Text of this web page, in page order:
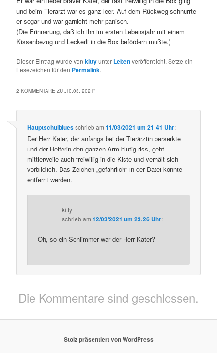
und beim Tierarzt war es ganz leer. Auf dem Rückweg schnurrte
er sogar und war garnicht mehr panisch.
(Die Erinnerung, daß ich ihn im ersten Lebensjahr mit einem
Kissenbezug und Leckerli in die Box befördern mußte.)
Dieser Eintrag wurde vonkittyunter Lebenveröffentlicht. Setze ein
Lesezeichen für den Permalink.
2 KOMMENTARE ZU „10.03. 2021“
Hauptschulbluesschriebam11/03/2021 um 21:41 Uhr:
Der Herr Kater, der anfangs bei der Tierärztin berserkte
und der Helferin den ganzen Arm blutig riss, geht
mittlerweile auch freiwillig in die Kiste und verhält sich
vorbildlich. Das Zeichen „gefährlich“ in der Datei könnte
entfernt werden.
kitty
schriebam12/03/2021 um 23:26 Uhr:
Oh, so ein Schlimmer war der Herr Kater?
Die Kommentare sind geschlossen.
Stolz präsentiert von WordPress